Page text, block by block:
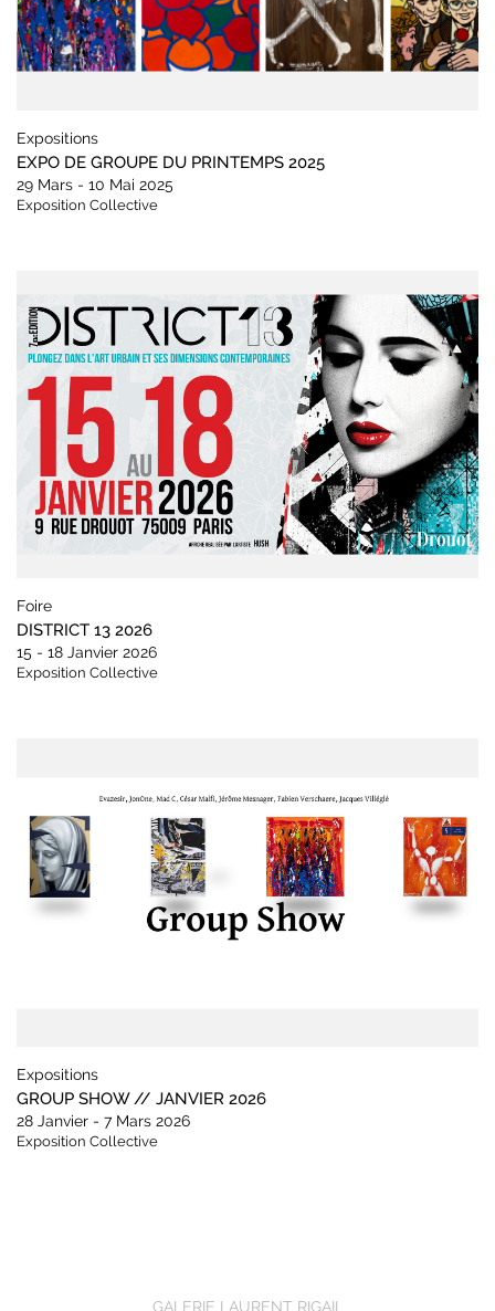
Expositions
EXPO DE GROUPE DU PRINTEMPS 2025
29 Mars - 10 Mai 2025
Exposition Collective
Foire
DISTRICT 13 2026
15 - 18 Janvier 2026
Exposition Collective
Expositions
GROUP SHOW // JANVIER 2026
28 Janvier - 7 Mars 2026
Exposition Collective
GALERIE LAURENT RIGAIL